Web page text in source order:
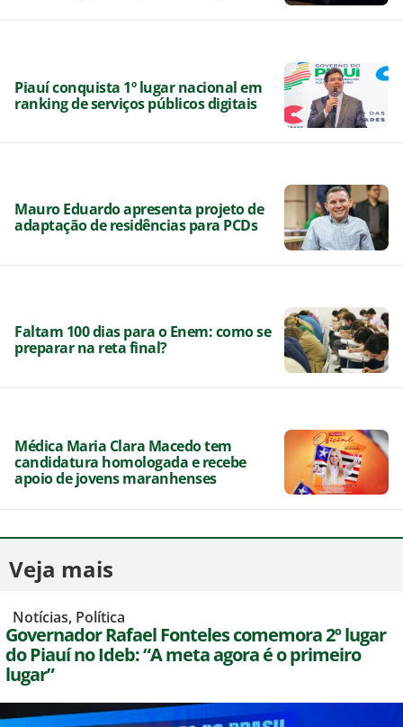
Piauí conquista 1º lugar nacional em
ranking de serviços públicos digitais
Mauro Eduardo apresenta projeto de
adaptação de residências para PCDs
Faltam 100 dias para o Enem: como se
preparar na reta final?
Médica Maria Clara Macedo tem
candidatura homologada e recebe
apoio de jovens maranhenses
Veja mais
Notícias, Política
Governador Rafael Fonteles comemora 2º lugar
do Piauí no Ideb: “A meta agora é o primeiro
lugar”